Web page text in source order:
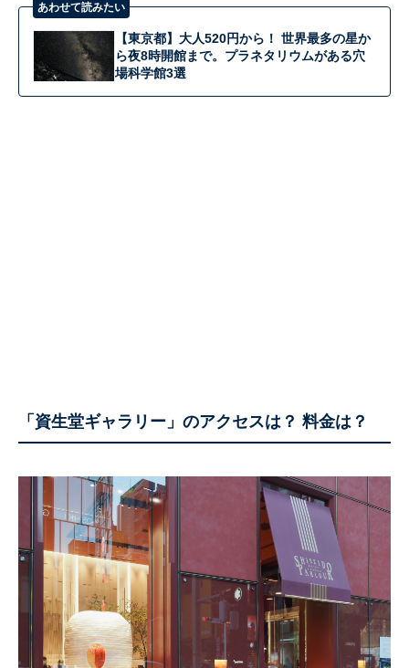
あわせて読みたい
【東京都】大人520円から！ 世界最多の星か
ら夜8時開館まで。プラネタリウムがある穴
場科学館3選
「資生堂ギャラリー」のアクセスは？ 料金は？